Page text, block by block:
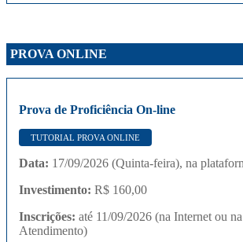
PROVA ONLINE
Prova de Proficiência On-line
TUTORIAL PROVA ONLINE
Data: 17/09/2026 (Quinta-feira), na
Investimento: R$ 160,00
Inscrições: até 11/09/2026 (na Internet ou
Atendimento)